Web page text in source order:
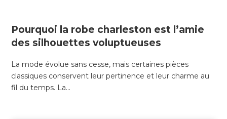
Pourquoi la robe charleston est l’amie
des silhouettes voluptueuses
La mode évolue sans cesse, mais certaines pièces
classiques conservent leur pertinence et leur charme au
fil du temps. La…